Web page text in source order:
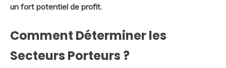
un fort potentiel de profit.
Comment Déterminer les
Secteurs Porteurs ?